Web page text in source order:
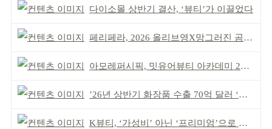
다이소몰 상반기 결산, ‘뷰티’가 이끌었다
페리페라, 2026 올리브영X망그러진 곰 콜라보
아모레퍼시픽, 밋유어뷰티 아카데미 2기 발대식
’26년 상반기 화장품 수출 70억 달러 ‘역대 최고’
K뷰티, ‘가성비’ 아닌 ‘프리미엄’으로 승부걸어야